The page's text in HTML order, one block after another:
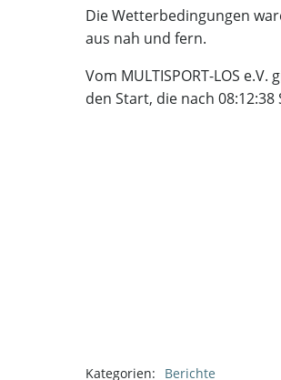
Die Wetterbedingungen
aus nah und fern.
Vom MULTISPORT-LOS
den Start, die nach
Kategorien: Berichte